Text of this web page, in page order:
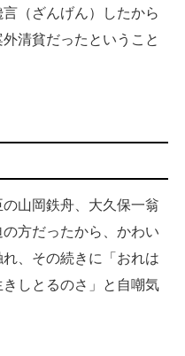
（ざんげん）したから
清貧だったということ
山岡鉄舟、大久保一翁
方だったから、かわい
、その続きに「おれは
しとるのさ」と自嘲気